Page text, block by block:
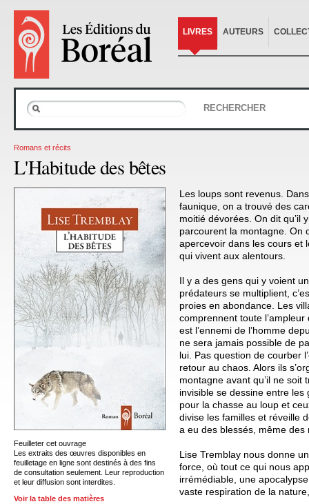
LIVRES AUTEURS
RECHERCHER
Romans et récits
L'Habitude des bêtes
Feuilleter cet ouvrage
Les extraits des œuvres disponibles en
feuilletage en ligne sont destinés à des fins
de consultation seulement. Leur reproduction
et leur diffusion sont interdites.
Voir la table des matières
Les loups sont revenus.
faunique, on a trouvé des
moitié dévorées. On dit qu’il
parcourent la montagne. On
apercevoir dans les cours et
qui vivent aux alentours.
Il y a des gens qui y voient
prédateurs se multiplient,
proies en abondance. Les
comprennent toute
est l’ennemi de l’homme
ne sera jamais possible de
lui. Pas question de courber
retour au chaos. Alors ils
montagne avant qu’il ne soit
invisible se dessine entre les
pour la chasse au loup et
divise les familles et réveille
a eu des blessés, même des
Lise Tremblay nous donne
force, où tout ce qui nous
irrémédiable, une
vaste respiration de la